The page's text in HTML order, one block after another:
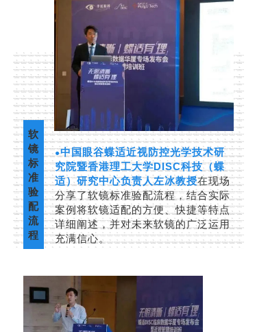
软
镜
标
准
验
配
流
程
●中国眼谷蝶适近视防控光学技术研
究院暨香港理工大学DISC科技（蝶
适）研究中心负责人左冰教授在现场
分享了软镜标准验配流程，结合实际
案例将软镜适配的方便、快捷等特点
详细阐述，并对未来软镜的广泛运用
充满信心。